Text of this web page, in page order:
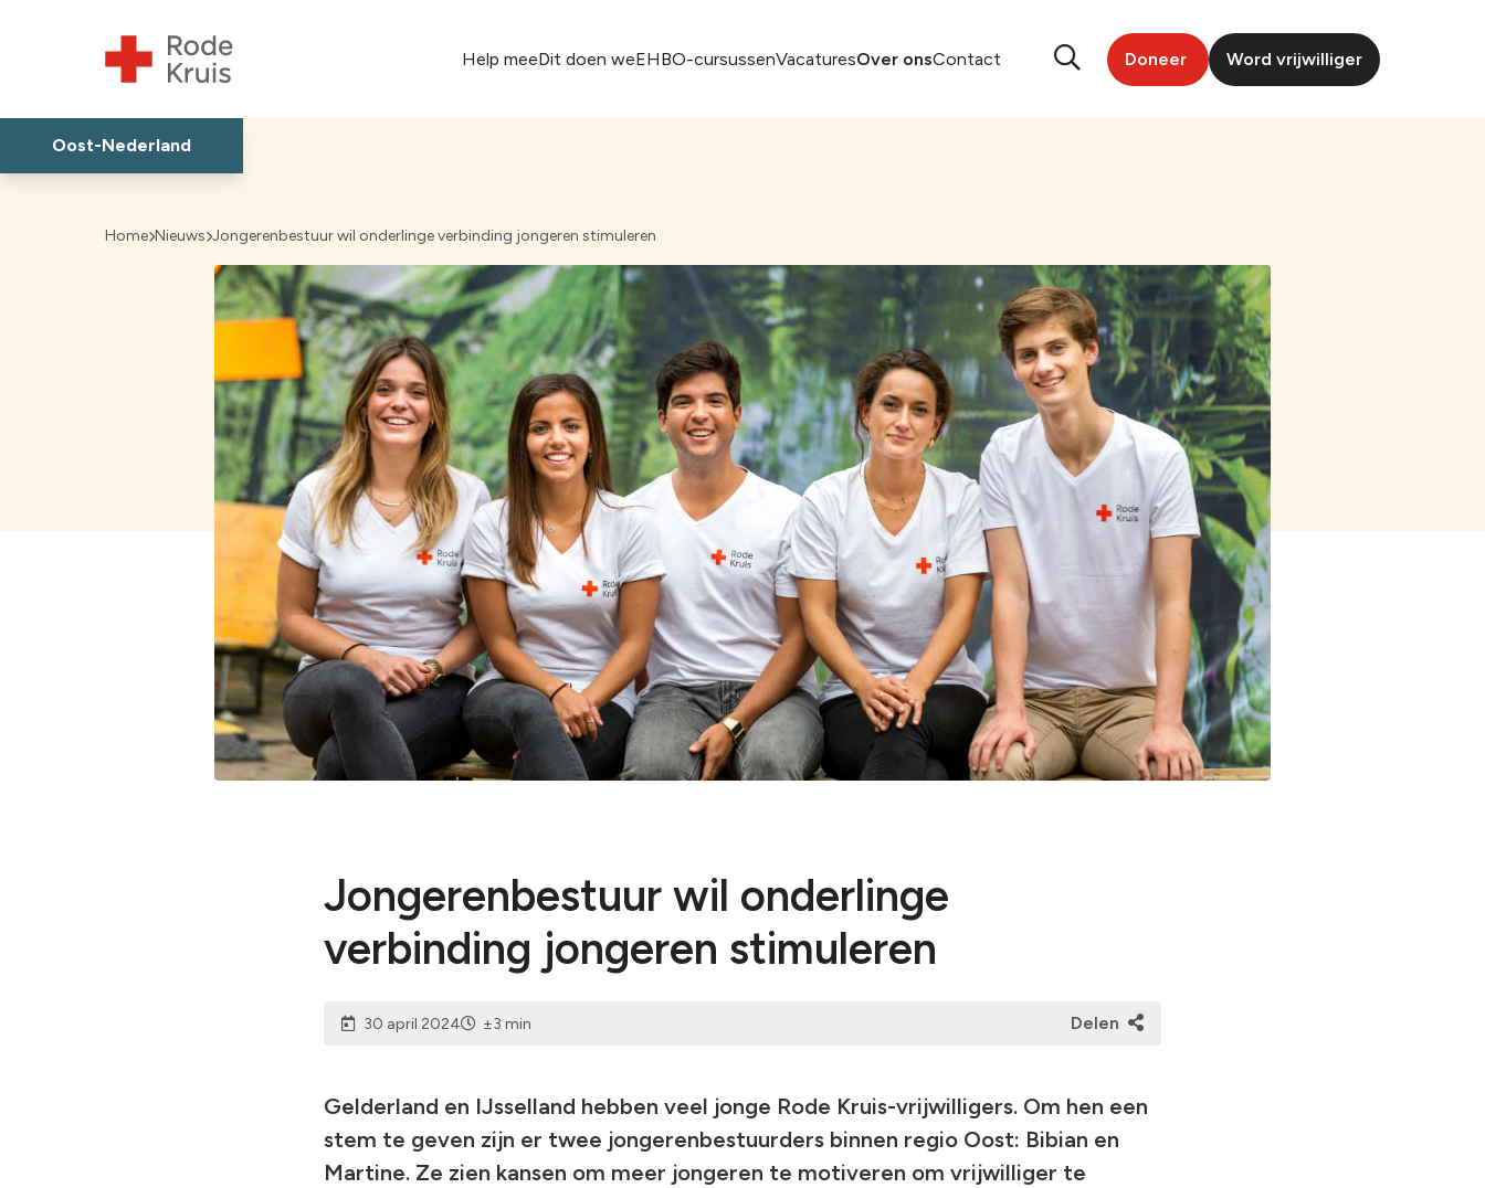
Help meeDit doen weEHBO-cursussenVacaturesOver ons
Apeldoorn
Arnhem
Barneveld
Berkelland
Brummen-Eerbeek-Hall-Loenen
(BEHL)
Deventer
De Graafschap
De Liemers
Doetinchem
Driestromenland
Enschede
Haaksbergen
Harderwijk, Ermelo en Putten
Hellendoorn-Nijverdal
Hengelo-Borne
Kampen-Zwartewaterland
Kop van Overijssel
Lingewaard-Overbetuwe
Nijmegen
Noord-Oost Veluwe
Noord-West Veluwe
Rijssen
Rivierenland
Salland-Midden
Staphorst
Twenterand
Vechtdal
Zwolle
Contact Doneer Word vrijwilliger
Oost-Nederland
Home Nieuws Jongerenbestuur wil onderlinge verbinding jongeren stimuleren
Jongerenbestuur wil onderlinge
verbinding jongeren stimuleren
30 april 2024 ±3 min Delen
Gelderland en IJsselland hebben veel jonge Rode Kruis-vrijwilligers. Om hen een
stem te geven zijn er twee jongerenbestuurders binnen regio Oost: Bibian en
Martine. Ze zien kansen om meer jongeren te motiveren om vrijwilliger te